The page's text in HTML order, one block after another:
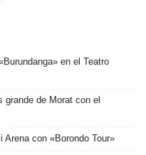
en el Teatro
grande de Morat con el
Arena con «Borondo Tour»